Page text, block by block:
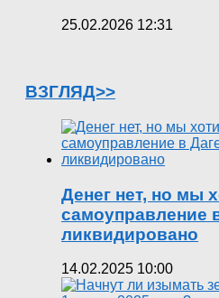
25.02.2026 12:31
ВЗГЛЯД>>
Денег нет, но мы
самоуправление
ликвидировано
14.02.2025 10:00